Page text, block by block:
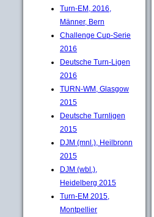
Turn-EM, 2016,
Männer, Bern
Challenge Cup-Serie
2016
Deutsche Turn-Ligen
2016
TURN-WM, Glasgow
2015
Deutsche Turnligen
2015
DJM (mnl.), Heilbronn
2015
DJM (wbl.),
Heidelberg 2015
Turn-EM 2015,
Montpellier